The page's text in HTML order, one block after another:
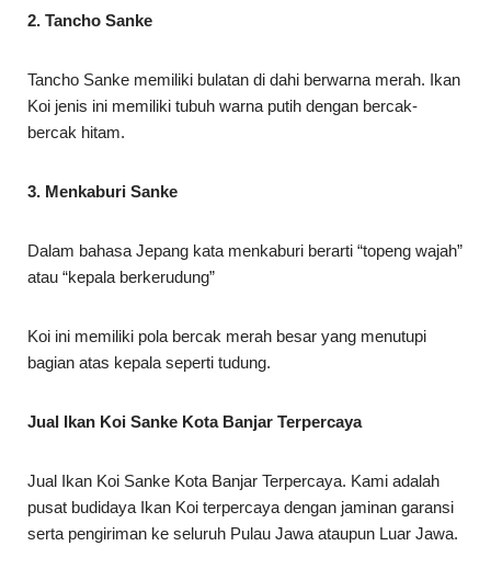
2. Tancho Sanke
Tancho Sanke memiliki bulatan di dahi berwarna merah. Ikan
Koi jenis ini memiliki tubuh warna putih dengan bercak-
bercak hitam.
3. Menkaburi Sanke
Dalam bahasa Jepang kata menkaburi berarti “topeng wajah”
atau “kepala berkerudung”
Koi ini memiliki pola bercak merah besar yang menutupi
bagian atas kepala seperti tudung.
Jual Ikan Koi Sanke Kota Banjar Terpercaya
Jual Ikan Koi Sanke Kota Banjar Terpercaya. Kami adalah
pusat budidaya Ikan Koi terpercaya dengan jaminan garansi
serta pengiriman ke seluruh Pulau Jawa ataupun Luar Jawa.